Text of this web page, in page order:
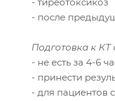
- после
Подготовка к КТ
- не есть за 4-6
- принести
- для пациентов